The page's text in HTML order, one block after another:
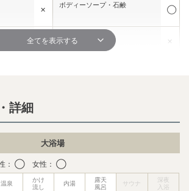
✕
ボディーソープ・石鹸
◯
✕
髭剃り
✕
コットン
✕
ドライヤー
全てを表示する
詳細
大浴場
： ◯ 女性： ◯